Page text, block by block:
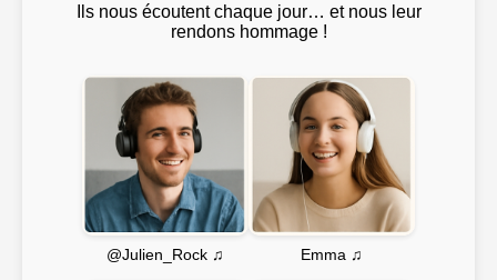
Ils nous écoutent chaque jour… et nous leur
rendons hommage !
@Julien_Rock ♫ Emma ♫